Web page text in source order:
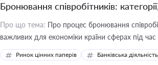
Бронювання співробітників:
Про що тема: Про процес бронювання
важливих для економіки країни сферах під час
Ринок цінних паперів Банківська діяльність